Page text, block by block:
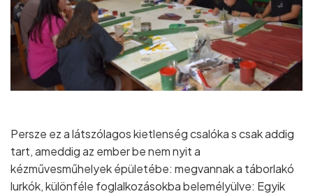
Persze ez a látszólagos kietlenség csalóka s csak addig
tart, ameddig az ember be nem nyit a
kézművesműhelyek épületébe: megvannak a táborlakó
lurkók, különféle foglalkozásokba belemélyülve: Egyik